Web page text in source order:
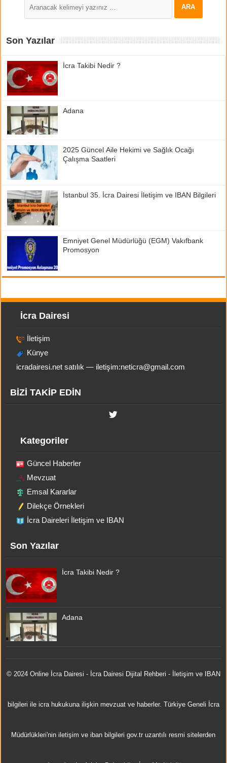
Son Yazılar
İcra Takibi Nedir ?
Adana
2025 Güncel Aile Hekimi ve Sağlık Ocağı
Çalışma Saatleri
İstanbul 35. İcra Dairesi İletişim ve IBAN Bilgileri
Emniyet Genel Müdürlüğü (EGM) Vakıfbank
Promosyon
İcra Dairesi
İletişim
Künye
icradairesi.net satılık — iletişim:neticra@gmail.com
BİZİ TAKİP EDİN
Kategoriler
Güncel Haberler
Mevzuat
Emsal Kararlar
Dilekçe Örnekleri
İcra Daireleri İletişim ve IBAN
Son Yazılar
İcra Takibi Nedir ?
Adana
© 2024 Online İcra Dairesi - İcra Dairesi Dijital Rehberi - İletişim ve IBAN
bilgileri ile icra hukukuna ilişkin mevzuat ve haberler. Türkiye Geneli İcra
Müdürlükleri'nin iletişim ve iban bilgileri gov.tr uzantılı resmi sitelerden